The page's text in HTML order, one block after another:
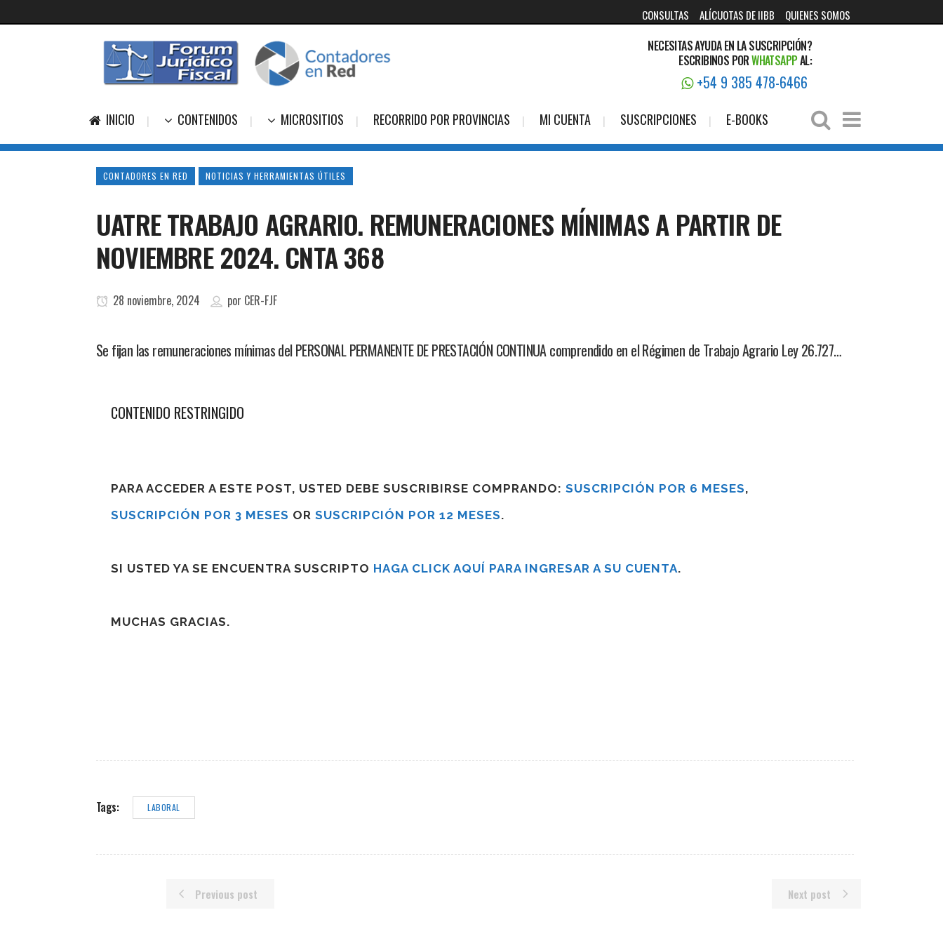
CONSULTAS ALÍCUOTAS DE IIBB QUIENES SOMOS
NECESITAS AYUDA EN LA SUSCRIPCIÓN?
ESCRIBINOS PORWHATSAPPAL:
+54 9 385 478-6466
INICIO CONTENIDOS MICROSITIOS RECORRIDO POR PROVINCIAS MI CUENTA SUSCRIPCIONES E-BOOKS
CONTADORES EN RED NOTICIAS Y HERRAMIENTAS ÚTILES
UATRE TRABAJO AGRARIO. REMUNERACIONES MÍNIMAS A PARTIR DE
NOVIEMBRE 2024. CNTA 368
28 noviembre, 2024 por CER-FJF
Se fijan las remuneraciones mínimas del PERSONAL PERMANENTE DE PRESTACIÓN CONTINUA comprendido en el Régimen de Trabajo Agrario Ley 26.727…
CONTENIDO RESTRINGIDO
PARA ACCEDER A ESTE POST, USTED DEBE SUSCRIBIRSE COMPRANDO: SUSCRIPCIÓN POR 6 MESES,
SUSCRIPCIÓN POR 3 MESES OR SUSCRIPCIÓN POR 12 MESES.
SI USTED YA SE ENCUENTRA SUSCRIPTO HAGA CLICK AQUÍ PARA INGRESAR A SU CUENTA.
MUCHAS GRACIAS.
Tags: LABORAL
Previous post Next post